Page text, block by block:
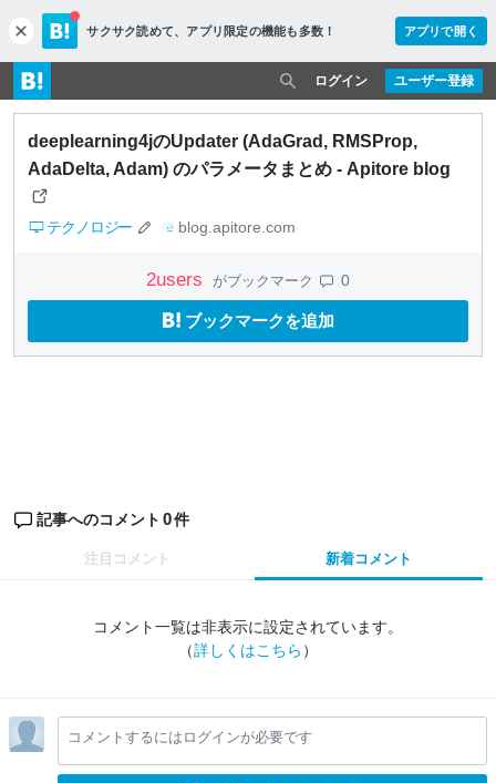
c
l
o
s
e
サクサク読めて、 アプリ限定の機能も多数！ アプリで開く
ユーザー登録
ログイン
deeplearning4jのUpdater (AdaGrad, RMSProp,
AdaDelta, Adam) のパラメータまとめ - Apitore blog
テクノロジー blog.apitore.com
2users がブックマーク 0
ブックマークを追加
記事へのコメント 0件
注目コメント 新着コメント
コメント一覧は非表示に設定されています。
（詳しくはこちら ）
コメントするにはログインが必要です